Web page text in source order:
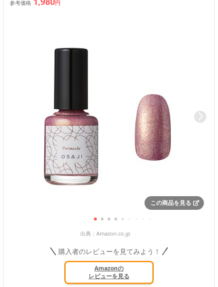
参考価格 円
この商品を見る
出典： Amazon.co.jp
購入者のレビューを見てみよう！
Amazonの
レビューを見る